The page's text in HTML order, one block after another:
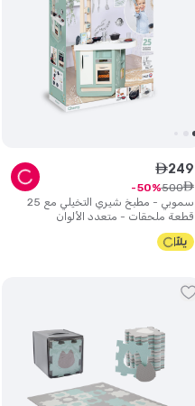
سموبي - مطبخ شيري التخيلي مع 25
قطعة ملحقات - متعدد الألوان
ê249
ê
500
50